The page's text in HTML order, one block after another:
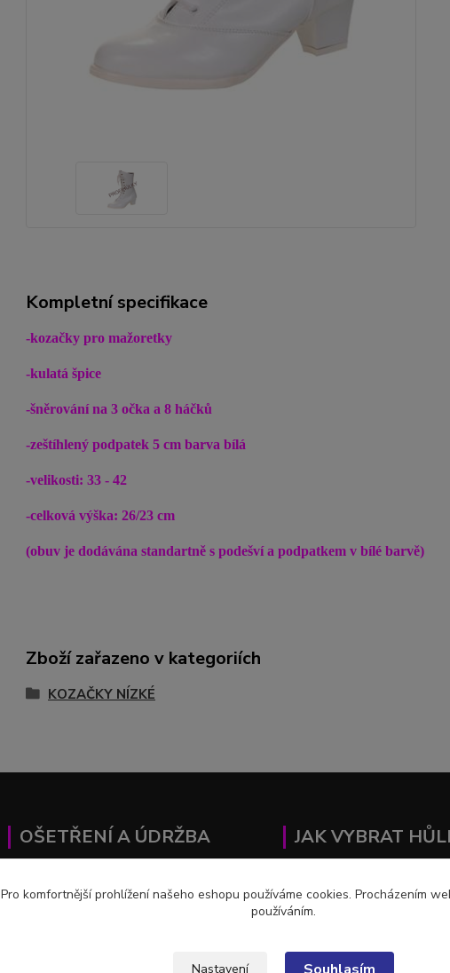
Kompletní specifikace
-kozačky pro mažoretky
-kulatá špice
-šněrování na 3 očka a 8 háčků
-zeštíhlený podpatek 5 cm barva bílá
-velikosti: 33 - 42
-celková výška: 26/23 cm
(obuv je dodávána standartně s podešví a podpatkem v bílé barvě)
Zboží zařazeno v kategoriích
KOZAČKY NÍZKÉ
OŠETŘENÍ A ÚDRŽBA
ZDE
JAK VYBRAT
Pro komfortnější prohlížení našeho eshopu používáme cookies. Procházením
používáním.
Nastavení